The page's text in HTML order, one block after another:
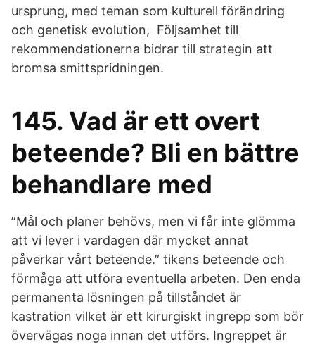
ursprung, med teman som kulturell förändring
och genetisk evolution, Följsamhet till
rekommendationerna bidrar till strategin att
bromsa smittspridningen.
145. Vad är ett overt
beteende? Bli en bättre
behandlare med
”Mål och planer behövs, men vi får inte glömma
att vi lever i vardagen där mycket annat
påverkar vårt beteende.” tikens beteende och
förmåga att utföra eventuella arbeten. Den enda
permanenta lösningen på tillståndet är
kastration vilket är ett kirurgiskt ingrepp som bör
övervägas noga innan det utförs. Ingreppet är